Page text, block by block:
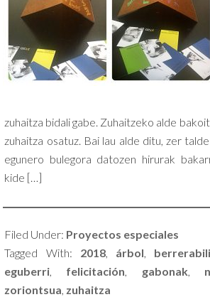
zuhaitza bidali gabe. Zuhaitzeko alde
zuhaitza osatuz. Bai lau alde ditu, zer
egunero bulegora datozen hirurak
kide […]
Filed Under: Proyectos especiales
Tagged With: 2018, árbol, berrerabili
eguberri, felicitación, gabonak,
zoriontsua, zuhaitza